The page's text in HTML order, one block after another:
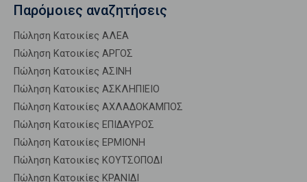
Παρόμοιες αναζητήσεις
Πώληση Κατοικίες ΑΛΕΑ
Πώληση Κατοικίες ΑΡΓΟΣ
Πώληση Κατοικίες ΑΣΙΝΗ
Πώληση Κατοικίες ΑΣΚΛΗΠΙΕΙΟ
Πώληση Κατοικίες ΑΧΛΑΔΟΚΑΜΠΟΣ
Πώληση Κατοικίες ΕΠΙΔΑΥΡΟΣ
Πώληση Κατοικίες ΕΡΜΙΟΝΗ
Πώληση Κατοικίες ΚΟΥΤΣΟΠΟΔΙ
Πώληση Κατοικίες ΚΡΑΝΙΔΙ